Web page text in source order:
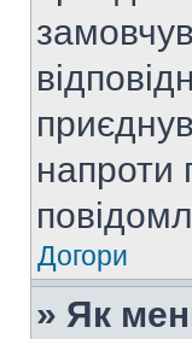
напроти
Догори
» Як